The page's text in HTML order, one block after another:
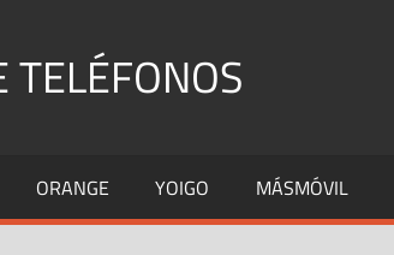
TELÉFONOS
ORANGE YOIGO MÁSMÓVIL